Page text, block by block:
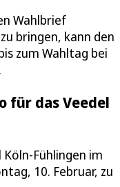
Wahlbrief
bringen, kann den
zum Wahltag bei
für das Veedel
Fühlingen im
10. Februar, zu